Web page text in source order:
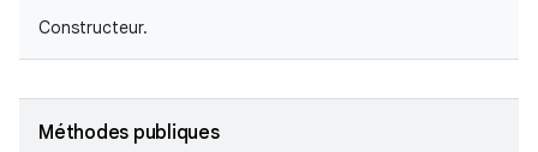
Constructeur.
Méthodes publiques